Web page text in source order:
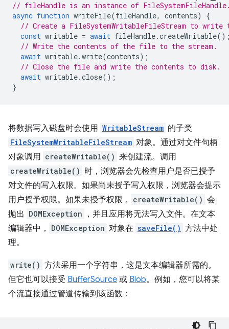
// fileHandle is an instance of
async function writeFile(fileHandle, contents)
{
// Create a FileSystemWritableFileStream to write
const writable = await fileHandle.createWritable
// Write the contents of the file to the stream.
await writable.write(contents);
// Close the file and write the contents to disk.
await writable.close();
}
将数据写入磁盘时会使用 WritableStream 的子类
FileSystemWritableFileStream 对象。通过对文件句柄
对象调用 createWritable() 来创建流。调用
createWritable() 时，浏览器会先检查用户是否已授予
对文件的写入权限。如果尚未授予写入权限，浏览器会提示
用户授予权限。如果未授予权限，
createWritable() 会
抛出 DOMException
，并且应用将无法写入文件。在文本
编辑器中，
DOMException 对象在 saveFile() 方法中处
理。
write() 方法采用一个字符串，这是文本编辑器所需的。
但它也可以接受 BufferSource 或 Blob。例如，您可以将某
个流直接通过管道传输到该函数：